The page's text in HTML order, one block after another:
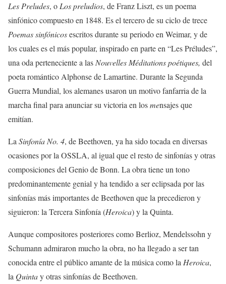
Les Preludes, oLos preludios, de Franz Liszt, es un poema
sinfónico compuesto en 1848. Es el tercero de su ciclo de trece
Poemas sinfónicosescritos durante su periodo en Weimar, y de
los cuales es el más popular, inspirado en parte en “Les Préludes”,
una oda perteneciente a lasNouvelles Méditations poétiques, del
poeta romántico Alphonse de Lamartine. Durante la Segunda
Guerra Mundial, los alemanes usaron un motivo fanfarria de la
marcha final para anunciar su victoria en losmensajes que
emitían.
LaSinfonía No. 4, de Beethoven, ya ha sido tocada en diversas
ocasiones por la OSSLA, al igual que el resto de sinfonías y otras
composiciones del Genio de Bonn. La obra tiene un tono
predominantemente genial y ha tendido a ser eclipsada por las
sinfonías más importantes de Beethoven que la precedieron y
siguieron: la Tercera Sinfonía (Heroica) y la Quinta.
Aunque compositores posteriores como Berlioz, Mendelssohn y
Schumann admiraron mucho la obra, no ha llegado a ser tan
conocida entre el público amante de la música como laHeroica,
la Quintay otras sinfonías de Beethoven.